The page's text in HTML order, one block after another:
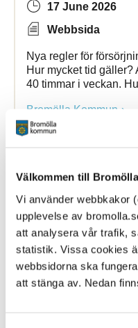
Välkommen till
Vi använder webbkakor
upplevelse av
att analysera vår trafik,
statistik. Vissa cookies
webbsidorna ska
att stänga av. Nedan
17 June 2026
Webbsida
Nya regler för
Hur mycket tid gäller?
40 timmar i veckan.
Bromölla Kommun
Aktuellt
28 March 2025
Webbsida
Boka plats för
vårt fina Ifötorg ...
Kontakt Håll dig